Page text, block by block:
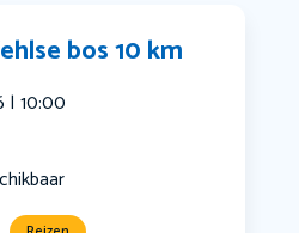
bos 10 km
| 10:00